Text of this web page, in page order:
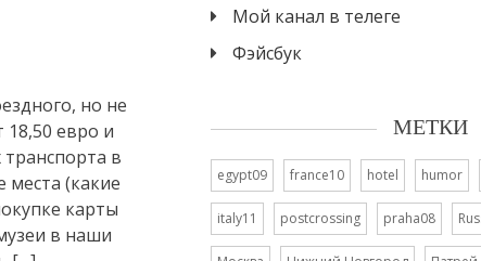
но не
18,50 евро и
в
места (какие
карты
в наши
Мой канал в телеге
Фэйсбук
МЕТКИ
egypt09 france10 hotel humor
italy11 postcrossing praha08